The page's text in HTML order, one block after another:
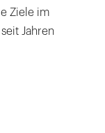
Ziele im
Jahren